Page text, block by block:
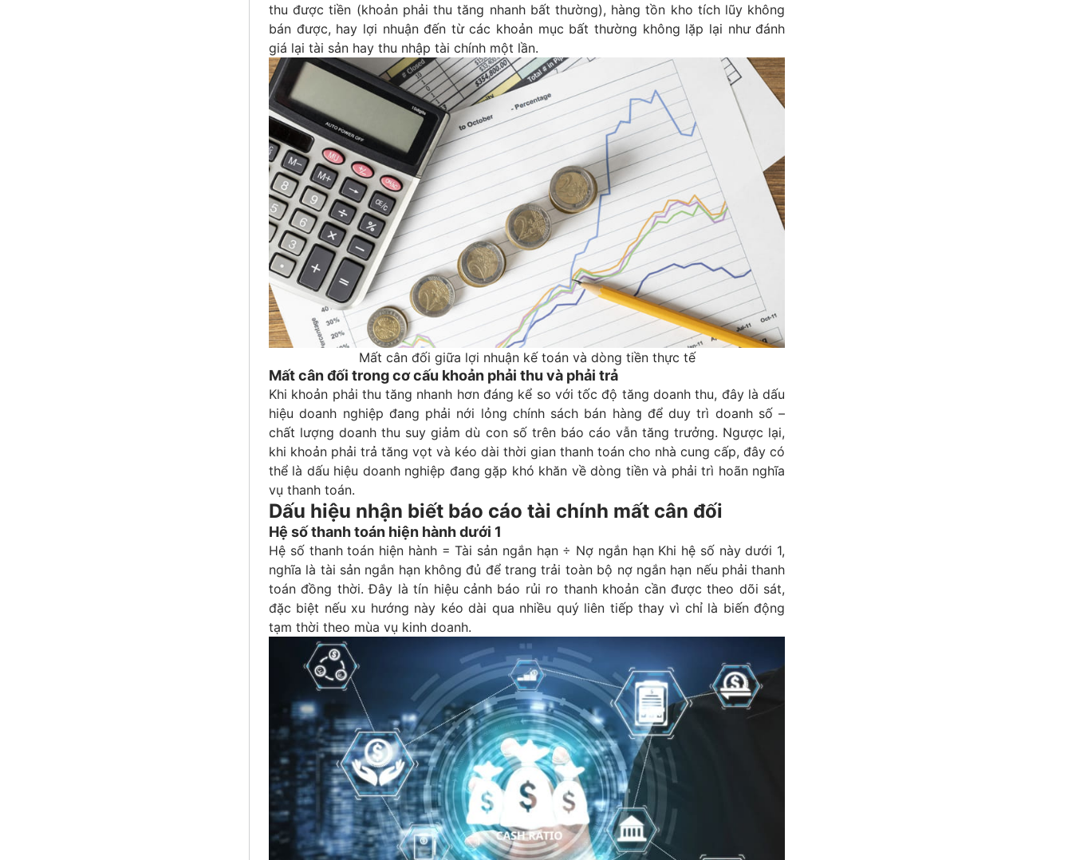
thu được tiền (khoản phải thu tăng nhanh bất thường), hàng tồn kho tích lũy không
bán được, hay lợi nhuận đến từ các khoản mục bất thường không lặp lại như đánh
giá lại tài sản hay thu nhập tài chính một lần.
Mất cân đối giữa lợi nhuận kế toán và dòng tiền thực tế
Mất cân đối trong cơ cấu khoản phải thu và phải trả
Khi khoản phải thu tăng nhanh hơn đáng kể so với tốc độ tăng doanh thu, đây là dấu
hiệu doanh nghiệp đang phải nới lỏng chính sách bán hàng để duy trì doanh số –
chất lượng doanh thu suy giảm dù con số trên báo cáo vẫn tăng trưởng. Ngược lại,
khi khoản phải trả tăng vọt và kéo dài thời gian thanh toán cho nhà cung cấp, đây có
thể là dấu hiệu doanh nghiệp đang gặp khó khăn về dòng tiền và phải trì hoãn nghĩa
vụ thanh toán.
Dấu hiệu nhận biết báo cáo tài chính mất cân đối
Hệ số thanh toán hiện hành dưới 1
Hệ số thanh toán hiện hành = Tài sản ngắn hạn ÷ Nợ ngắn hạn Khi hệ số này dưới 1,
nghĩa là tài sản ngắn hạn không đủ để trang trải toàn bộ nợ ngắn hạn nếu phải thanh
toán đồng thời. Đây là tín hiệu cảnh báo rủi ro thanh khoản cần được theo dõi sát,
đặc biệt nếu xu hướng này kéo dài qua nhiều quý liên tiếp thay vì chỉ là biến động
tạm thời theo mùa vụ kinh doanh.